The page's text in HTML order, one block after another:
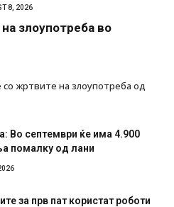
8, 2026
злоупотреба во
со жртвите на злоупотреба од
Во септември ќе има 4.900
помалку од лани
за прв пат користат роботи